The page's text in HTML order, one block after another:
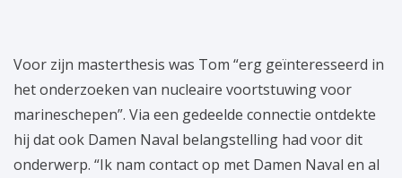
Voor zijn masterthesis was Tom “erg geïnteresseerd in
het onderzoeken van nucleaire voortstuwing voor
marineschepen”. Via een gedeelde connectie ontdekte
hij dat ook Damen Naval belangstelling had voor dit
onderwerp. “Ik nam contact op met Damen Naval en al